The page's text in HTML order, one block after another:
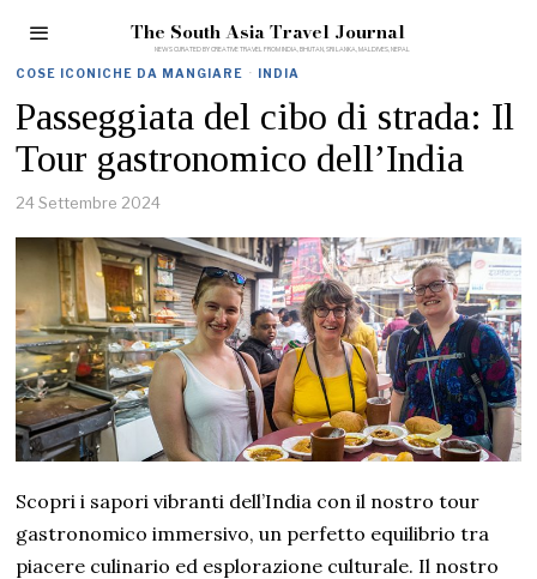
The South Asia Travel Journal
COSE ICONICHE DA MANGIARE · INDIA
Passeggiata del cibo di strada: Il
Tour gastronomico dell’India
24 Settembre 2024
Scopri i sapori vibranti dell’India con il nostro tour
gastronomico immersivo, un perfetto equilibrio tra
piacere culinario ed esplorazione culturale. Il nostro